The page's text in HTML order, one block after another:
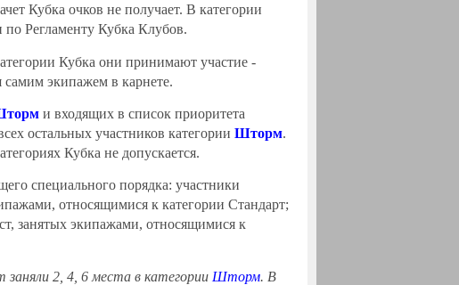
Кубка очков не получает. В категории
Регламенту Кубка Клубов.
Кубка они принимают участие -
самим экипажем в карнете.
и входящих в список приоритета
остальных участников категории Шторм.
Кубка не допускается.
специального порядка: участники
относящимися к категории Стандарт;
занятых экипажами, относящимися к
2, 4, 6 места в категории Шторм. В